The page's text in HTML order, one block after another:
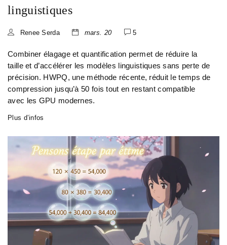
linguistiques
Renee Serda mars. 20 5
Combiner élagage et quantification permet de réduire la
taille et d’accélérer les modèles linguistiques sans perte de
précision. HWPQ, une méthode récente, réduit le temps de
compression jusqu’à 50 fois tout en restant compatible
avec les GPU modernes.
Plus d’infos